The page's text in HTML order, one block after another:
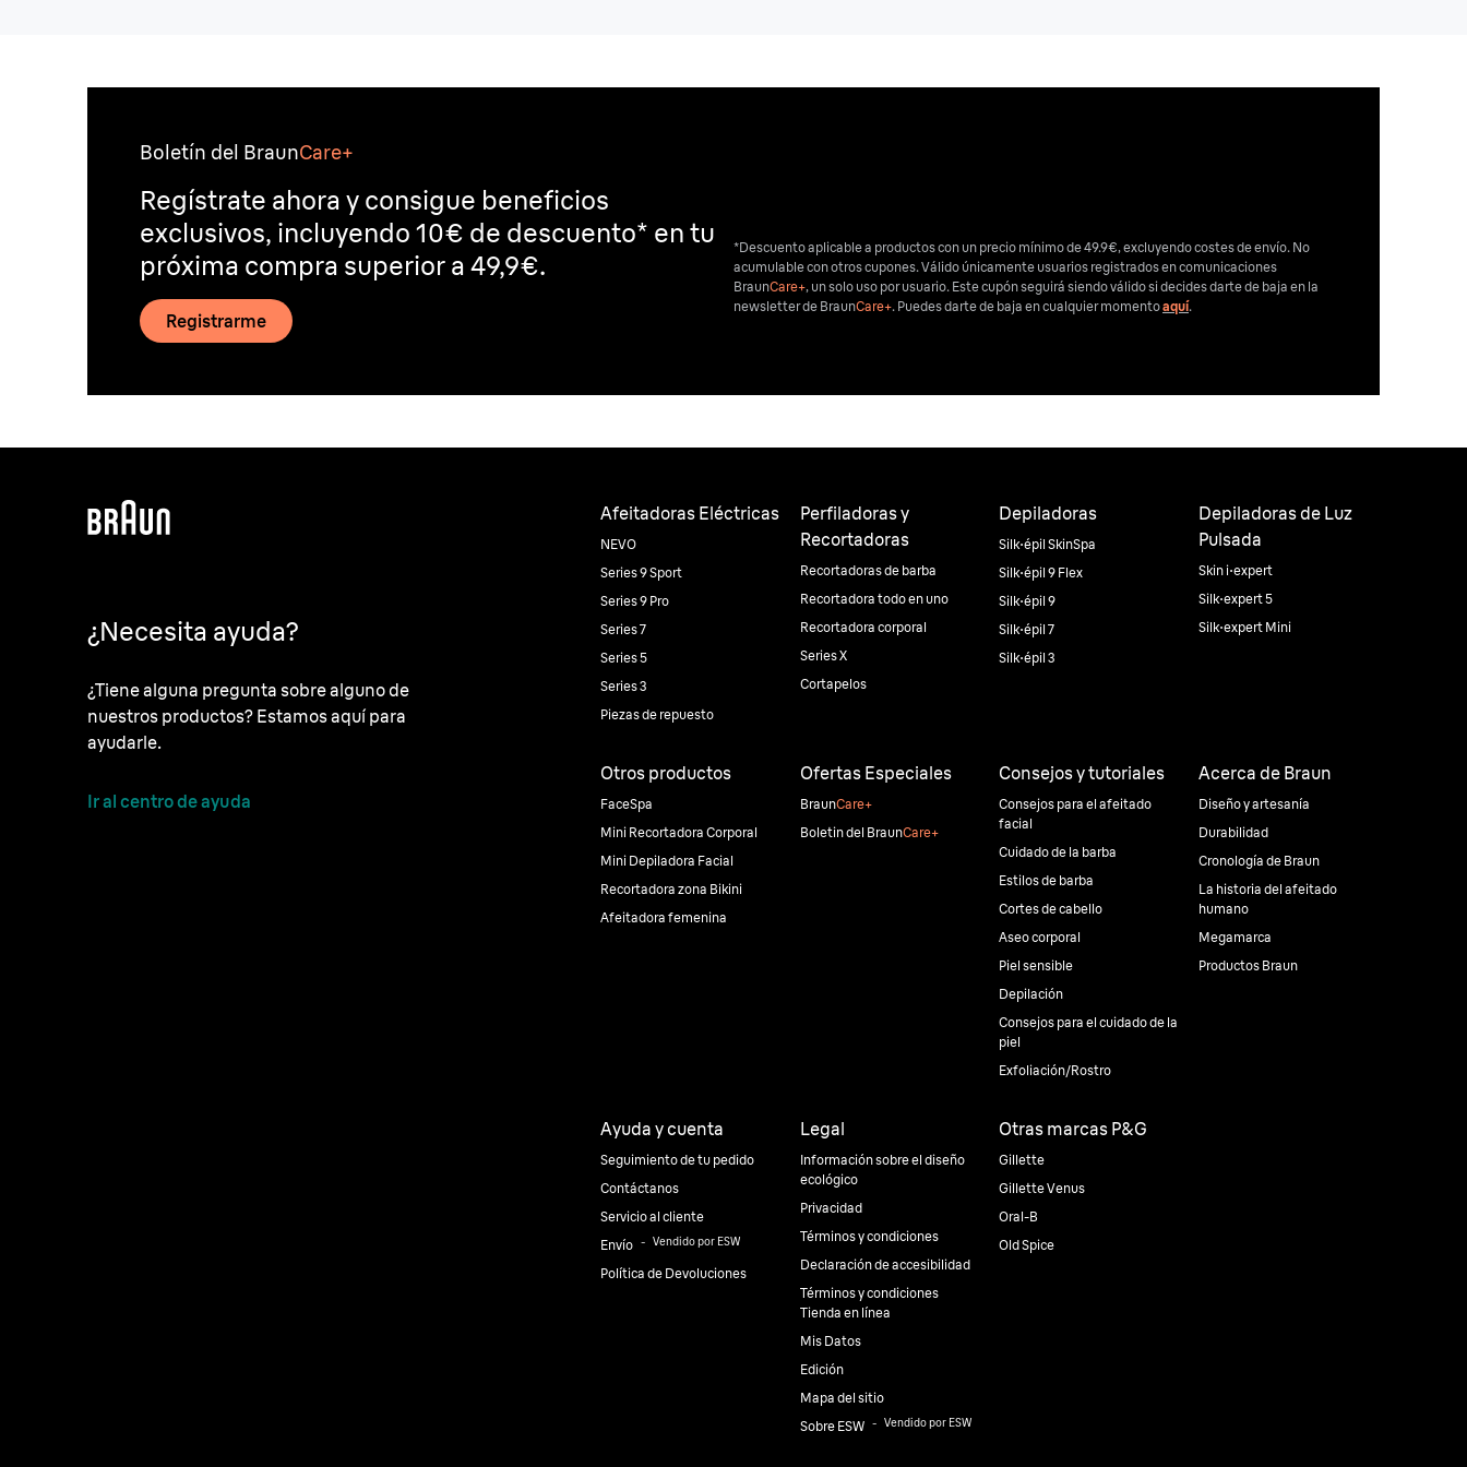
Boletín del BraunCare+
Regístrate ahora y consigue beneficios
exclusivos, incluyendo 10€ de descuento* en tu
próxima compra superior a 49,9€.
Registrarme
*Descuento aplicable a productos con un precio mínimo de 49.9€, excluyendo costes de envío. No
acumulable con otros cupones. Válido únicamente usuarios registrados en comunicaciones
BraunCare+, un solo uso por usuario. Este cupón seguirá siendo válido si decides darte de baja en la
newsletter de BraunCare+. Puedes darte de baja en cualquier momentoaquí.
¿Necesita ayuda?
¿Tiene alguna pregunta sobre alguno de
nuestros productos? Estamos aquí para
ayudarle.
Ir al centro de ayuda
Afeitadoras Eléctricas
NEVO
Series 9 Sport
Series 9 Pro
Series 7
Series 5
Series 3
Piezas de repuesto
Perfiladoras y
Recortadoras
Recortadoras de barba
Recortadora todo en uno
Recortadora corporal
Series X
Cortapelos
Depiladoras
Silk·épil SkinSpa
Silk·épil 9 Flex
Silk·épil 9
Silk·épil 7
Silk·épil 3
Depiladoras de Luz
Pulsada
Skin i·expert
Silk·expert 5
Silk·expert Mini
Otros productos
FaceSpa
Mini Recortadora Corporal
Mini Depiladora Facial
Recortadora zona Bikini
Afeitadora femenina
Ofertas Especiales
BraunCare+
Boletin del BraunCare+
Consejos y tutoriales
Consejos para el afeitado
facial
Cuidado de la barba
Estilos de barba
Cortes de cabello
Aseo corporal
Piel sensible
Depilación
Consejos para el cuidado de la
piel
Exfoliación/Rostro
Acerca de Braun
Diseño y artesanía
Durabilidad
Cronología de Braun
La historia del afeitado
humano
Megamarca
Productos Braun
Ayuda y cuenta
Seguimiento de tu pedido
Contáctanos
Servicio al cliente
Envío ⠀-⠀ Vendido por ESW
Política de Devoluciones
Legal
Información sobre el diseño
ecológico
Privacidad
Términos y condiciones
Declaración de accesibilidad
Términos y condiciones
Tienda en línea
Mis Datos
Edición
Mapa del sitio
Sobre ESW⠀-⠀ Vendido por ESW
Otras marcas P&G
Gillette
Gillette Venus
Oral-B
Old Spice